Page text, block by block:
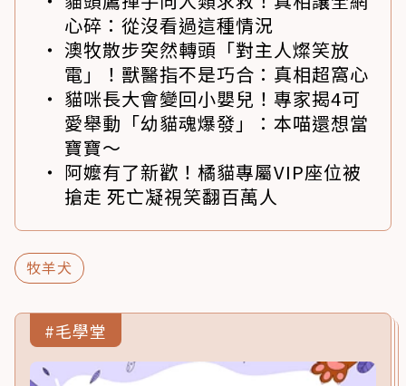
心碎：從沒看過這種情況
澳牧散步突然轉頭「對主人燦笑放
電」！獸醫指不是巧合：真相超窩心
貓咪長大會變回小嬰兒！專家揭4可
愛舉動「幼貓魂爆發」：本喵還想當
寶寶～
阿嬤有了新歡！橘貓專屬VIP座位被
搶走 死亡凝視笑翻百萬人
牧羊犬
#毛學堂